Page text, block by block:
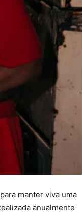
manter viva uma
anualmente